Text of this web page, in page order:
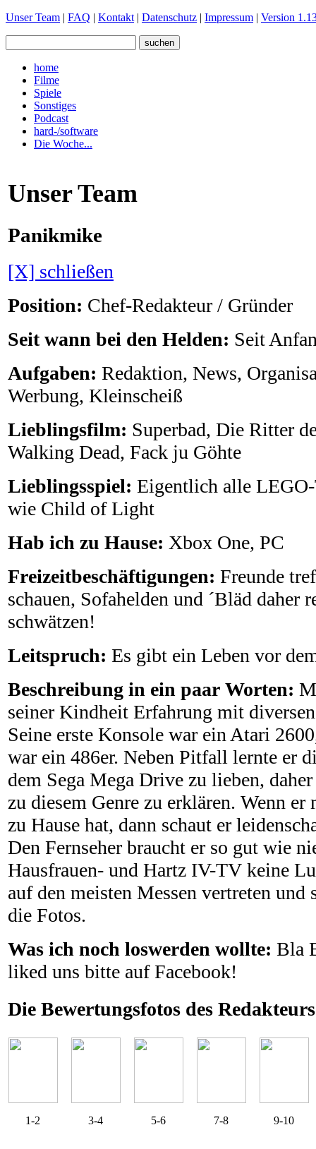
Unser Team | FAQ | Kontakt | Datenschutz | Impressum | Version
home
Filme
Spiele
Sonstiges
Podcast
hard-/software
Die Woche...
Unser Team
Panikmike
[X] schließen
Position: Chef-Redakteur / Gründer
Seit wann bei den Helden: Seit
Aufgaben: Redaktion, News,
Werbung, Kleinscheiß
Lieblingsfilm: Superbad, Die Ritter
Walking Dead, Fack ju Göhte
Lieblingsspiel: Eigentlich alle
wie Child of Light
Hab ich zu Hause: Xbox One, PC
Freizeitbeschäftigungen: Freunde
schauen, Sofahelden und ´Bläd daher
schwätzen!
Leitspruch: Es gibt ein Leben vor
Beschreibung in ein paar Worten:
seiner Kindheit Erfahrung mit
Seine erste Konsole war ein Atari
war ein 486er. Neben Pitfall lernte er
dem Sega Mega Drive zu lieben,
zu diesem Genre zu erklären. Wenn er
zu Hause hat, dann schaut er
Den Fernseher braucht er so gut wie
Hausfrauen- und Hartz IV-TV keine
auf den meisten Messen vertreten
die Fotos.
Was ich noch loswerden wollte: Bla
liked uns bitte auf Facebook!
Die Bewertungsfotos des
1-2 3-4 5-6 7-8 9-10